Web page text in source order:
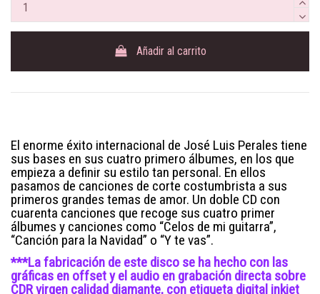
Añadir al carrito
El enorme éxito internacional de José Luis Perales tiene
sus bases en sus cuatro primero álbumes, en los que
empieza a definir su estilo tan personal. En ellos
pasamos de canciones de corte costumbrista a sus
primeros grandes temas de amor. Un doble CD con
cuarenta canciones que recoge sus cuatro primer
álbumes y canciones como “Celos de mi guitarra”,
“Canción para la Navidad” o “Y te vas”.
***La fabricación de este disco se ha hecho con las
gráficas en offset y el audio en grabación directa sobre
CDR virgen calidad diamante, con etiqueta digital inkjet